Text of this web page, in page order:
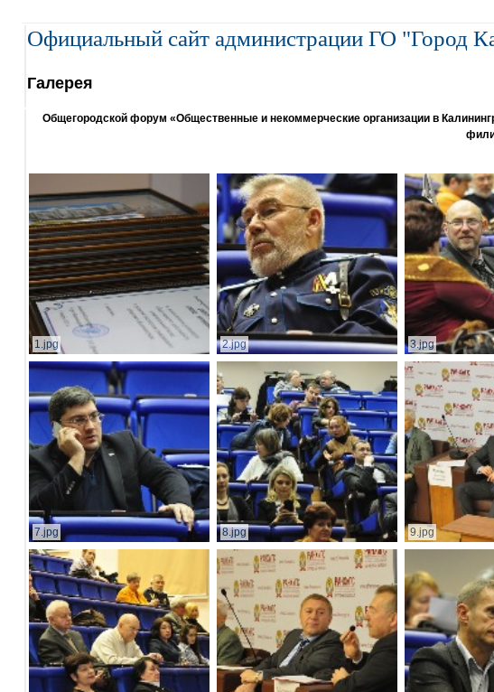
Официальный сайт администрации ГО "Город
Галерея
Общегородской форум «Общественные и некоммерческие организации в
1.jpg 2.jpg 3.jpg
7.jpg 8.jpg 9.jpg